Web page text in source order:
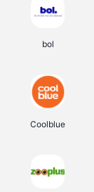
bol
Coolblue